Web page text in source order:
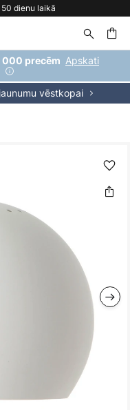
dienu laikā
000 precēm Apskati
vēstkopai